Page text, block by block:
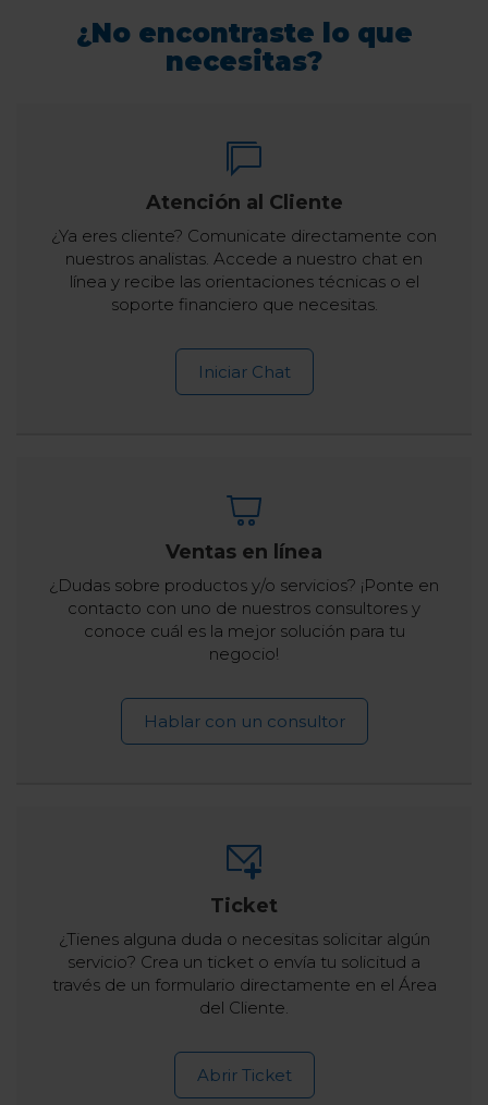
¿No encontraste lo que
necesitas?
Atención al Cliente
¿Ya eres cliente? Comunicate directamente con
nuestros analistas. Accede a nuestro chat en
línea y recibe las orientaciones técnicas o el
soporte financiero que necesitas.
Iniciar Chat
Ventas en línea
¿Dudas sobre productos y/o servicios? ¡Ponte en
contacto con uno de nuestros consultores y
conoce cuál es la mejor solución para tu
negocio!
Hablar con un consultor
Ticket
¿Tienes alguna duda o necesitas solicitar algún
servicio? Crea un ticket o envía tu solicitud a
través de un formulario directamente en el Área
del Cliente.
Abrir Ticket